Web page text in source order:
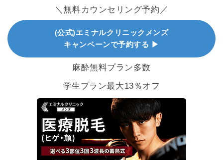
＼無料カウンセリング予約／
(公式)エミナルクリニックメンズ
キャンペーンで予約する ▶
麻酔無料プラン多数
学生プラン最大13％オフ